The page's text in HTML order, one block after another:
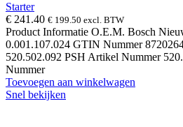
Starter
€ 241.40 € 199.50 excl. BTW
Product Informatie O.E.M. Bosch
0.001.107.024 GTIN Nummer
520.502.092 PSH Artikel Nummer
Nummer
Toevoegen aan winkelwagen
Snel bekijken